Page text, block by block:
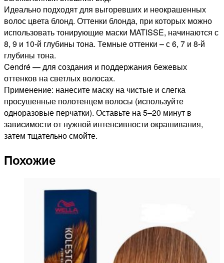
Идеально подходят для выгоревших и неокрашенных
волос цвета блонд. Оттенки блонда, при которых можно
использовать тонирующие маски MATISSE, начинаются с
8, 9 и 10-й глубины тона. Темные оттенки – с 6, 7 и 8-й
глубины тона.
Cendré — для создания и поддержания бежевых
оттенков на светлых волосах.
Применение: нанесите маску на чистые и слегка
просушенные полотенцем волосы (используйте
одноразовые перчатки). Оставьте на 5‒20 минут в
зависимости от нужной интенсивности окрашивания,
затем тщательно смойте.
Похожие